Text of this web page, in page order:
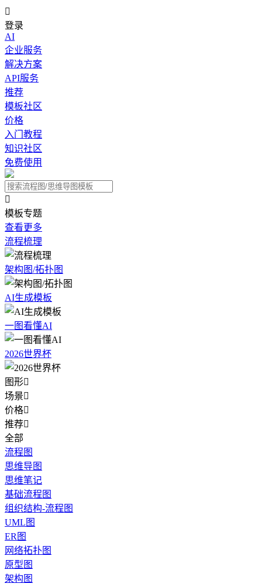

登录
AI
企业服务
解决方案
API服务
推荐
模板社区
价格
入门教程
知识社区
免费使用

模板专题
查看更多
流程梳理
架构图/拓扑图
AI生成模板
一图看懂AI
2026世界杯
图形
场景
价格
推荐
全部
流程图
思维导图
思维笔记
基础流程图
组织结构-流程图
UML图
ER图
网络拓扑图
原型图
架构图